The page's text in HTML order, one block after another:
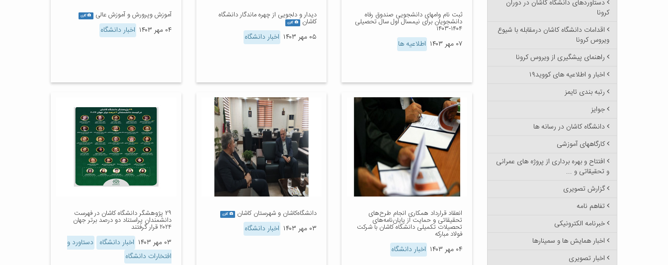
ثبت نام وامهای دانشجویی صندوق رفاه
دانشجویان برای نیمسال اول سال تحصیلی
۱۴۰۴-۱۴۰۳
۰۷ مهر ۱۴۰۳ اطلاعیه ها
دیدار و دلجویی از چهره ماندگار دانشگاه
کاشان گالری
۰۵ مهر ۱۴۰۳ اخبار دانشگاه
آموزش وپرورش و آموزش عالی گالری
۰۴ مهر ۱۴۰۳ اخبار دانشگاه
انعقاد قرارداد همکاری انجام طرح‌های
تحقیقاتی و حمایت از پایان‌نامه‌های
تحصیلات تکمیلی دانشگاه کاشان با شرکت
فولاد مبارکه
۰۴ مهر ۱۴۰۳ اخبار دانشگاه
دانشگاه‌کاشان و شهرستان کاشان گالری
۰۳ مهر ۱۴۰۳ اخبار دانشگاه
۲۹ پژوهشگر دانشگاه کاشان در فهرست
دانشمندان پراستناد دو درصد برتر جهان
۲۰۲۴ قرار گرفتند
۰۳ مهر ۱۴۰۳ اخبار دانشگاه دستاورد و
افتخارات دانشگاه
دستاوردهای دانشگاه کاشان در دوران
کرونا
اقدامات دانشگاه کاشان درمقابله با شیوع
ویروس کرونا
راهنمای پیشگیری از ویروس کرونا
اخبار و اطلاعیه های کووید۱۹
رتبه بندی تایمز
جوایز
دانشگاه کاشان در رسانه ها
کارگاههای آموزشی
افتتاح و بهره برداری از پروژه های عمرانی
و تحقیقاتی و ...
گزارش تصویری
تفاهم نامه
خبرنامه الکترونیکی
اخبار همایش ها و سمینارها
اخبار تصویری